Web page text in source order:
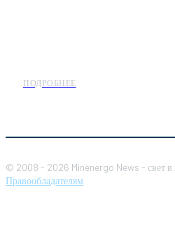
ПОДРОБНЕЕ
© 2008 - 2026 Minenergo News - свет в
Правообладателям